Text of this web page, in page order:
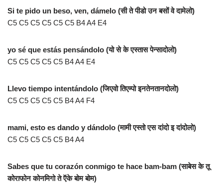
Si te pido un beso, ven, dámelo (सी ते पीडो उन बसों वे दामेलो)
C5 C5 C5 C5 C5 C5 B4 A4 E4
yo sé que estás pensándolo (यो से के एस्तास पेन्सादोलो)
C5 C5 C5 C5 C5 B4 A4 E4
Llevo tiempo intentándolo (जिएवो तिएम्पो इनतेनतानदोलो)
C5 C5 C5 C5 C5 B4 A4 F4
mami, esto es dando y dándolo (मामी एस्तो एस दांदो इ दांदोलो)
C5 C5 C5 C5 C5 B4 A4
Sabes que tu corazón conmigo te hace bam-bam (साबेस के तू
कोराफोन कोनमिगो ते ऍके बोम बोम)